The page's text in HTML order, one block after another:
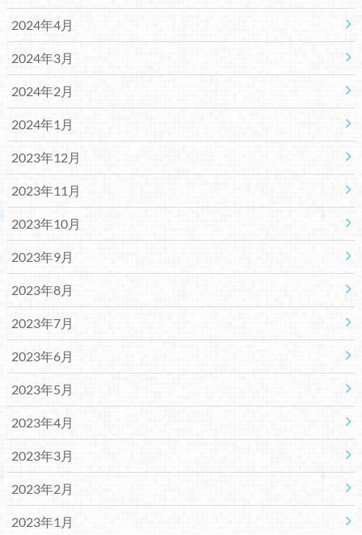
2024年4月
2024年3月
2024年2月
2024年1月
2023年12月
2023年11月
2023年10月
2023年9月
2023年8月
2023年7月
2023年6月
2023年5月
2023年4月
2023年3月
2023年2月
2023年1月